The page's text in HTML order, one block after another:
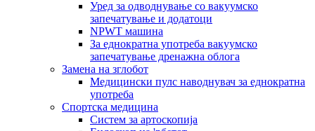
Уред за одводнување со вакуумско
запечатување и додатоци
NPWT машина
За еднократна употреба вакуумско
запечатување дренажна облога
Замена на зглобот
Медицински пулс наводнувач за еднократна
употреба
Спортска медицина
Систем за артоскопија